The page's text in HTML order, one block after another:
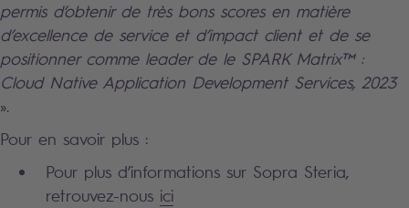
permis d’obtenir de très bons scores en matière
d’excellence de service et d’impact client et de se
positionner comme leader de le SPARK Matrix™ :
Cloud Native Application Development Services, 2023
».
Pour en savoir plus :
Pour plus d’informations sur Sopra Steria,
retrouvez-nous ici